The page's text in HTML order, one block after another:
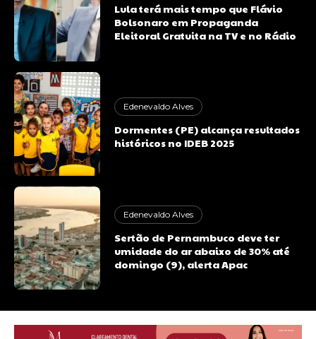
Lula terá mais tempo que Flávio
Bolsonaro em Propaganda
Eleitoral Gratuita na TV e no Rádio
Edenevaldo Alves
Dormentes (PE) alcança resultados
históricos no IDEB 2025
Edenevaldo Alves
Sertão de Pernambuco deve ter
umidade do ar abaixo de 30% até
domingo (9), alerta Apac